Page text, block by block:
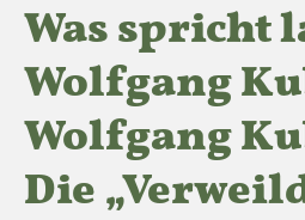
Was spricht
Wolfgang
Wolfgang
Die